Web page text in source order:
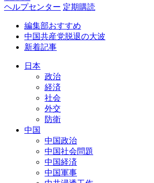
ヘルプセンター 定期購読
編集部おすすめ
中国共産党脱退の大波
新着記事
日本
政治
経済
社会
外交
防衛
中国
中国政治
中国社会問題
中国経済
中国軍事